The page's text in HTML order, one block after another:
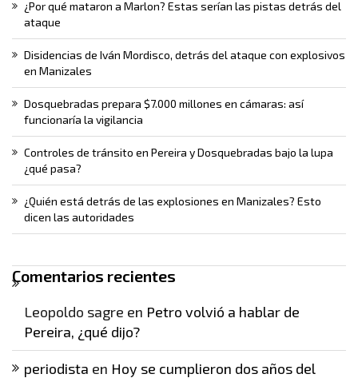
¿Por qué mataron a Marlon? Estas serían las pistas detrás del
ataque
Disidencias de Iván Mordisco, detrás del ataque con explosivos
en Manizales
Dosquebradas prepara $7.000 millones en cámaras: así
funcionaría la vigilancia
Controles de tránsito en Pereira y Dosquebradas bajo la lupa
¿qué pasa?
¿Quién está detrás de las explosiones en Manizales? Esto
dicen las autoridades
Comentarios recientes
Leopoldo sagre en Petro volvió a hablar de
Pereira, ¿qué dijo?
periodista en Hoy se cumplieron dos años del